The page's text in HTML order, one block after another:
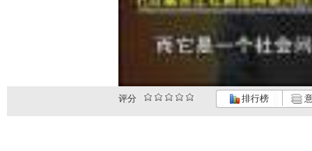
评分 排行榜